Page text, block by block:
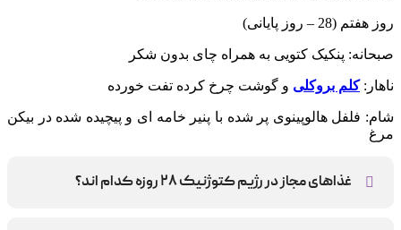
روز هفتم (28 – روز پایانی)
صبحانه: پنکیک کتویی به همراه چای بدون شکر
ناهار:کلم بروکلی و گوشت چرخ کرده تفت خورده
شام: فلفل هالوپینوی پر شده با پنیر خامه ای و پیچیده شده در بیکن
مرغ
غذاهای مجاز در رژیم کتوژنیک ۲۸ روزه کدام اند؟